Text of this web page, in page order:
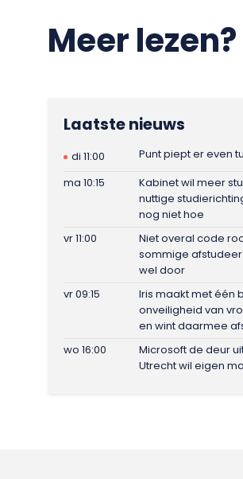
Meer lezen?
Laatste nieuws
di 11:00
Punt piept er even
ma 10:15
Kabinet wil meer
nuttige
nog niet hoe
vr 11:00
Niet overal code
sommige
wel door
vr 09:15
Iris maakt met één
onveiligheid van
en wint daarmee
wo 16:00
Microsoft de deur
Utrecht wil eigen